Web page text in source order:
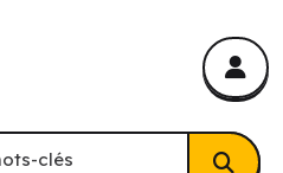
mots-clés
clés